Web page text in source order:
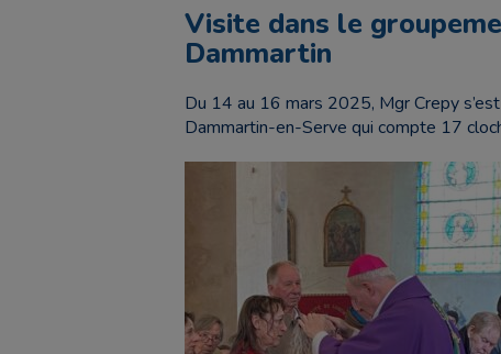
Visite dans le
Dammartin
Du 14 au 16 mars 2025, Mgr Crepy
Dammartin-en-Serve qui compte 17